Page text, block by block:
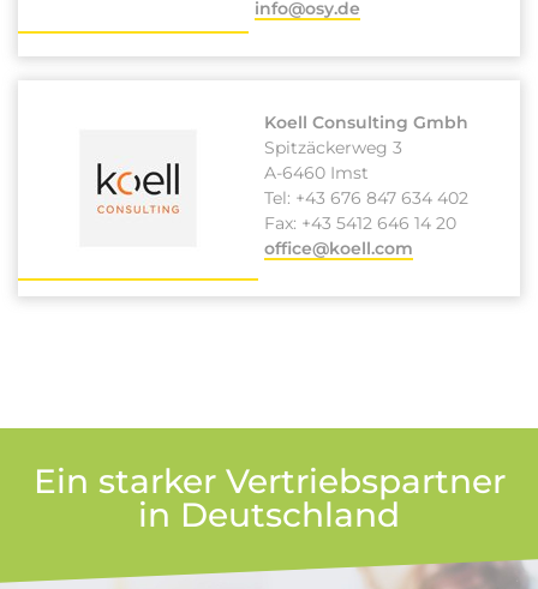
info@osy.de
Koell Consulting Gmbh
Spitzäckerweg 3
A-6460 Imst
Tel: +43 676 847 634 402
Fax: +43 5412 646 14 20
office@koell.com
Ein starker Vertriebspartner
in Deutschland